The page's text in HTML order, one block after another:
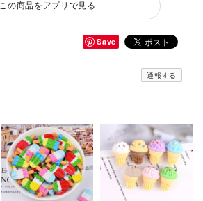
この商品をアプリで見る
Save
通報する